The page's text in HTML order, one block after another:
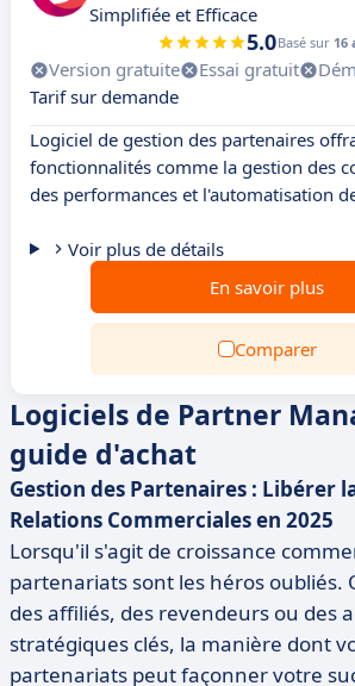
Simplifiée et Efficace
5.0Basé sur 16
Version gratuite Essai gratuit
Tarif sur demande
Logiciel de gestion des partenaires
fonctionnalités comme la gestion des
des performances et l'automatisation
Voir plus de détails
En savoir plus
Comparer
Logiciels de Partner
guide d'achat
Gestion des Partenaires : Libérer
Relations Commerciales en 2025
Lorsqu'il s'agit de croissance
partenariats sont les héros oubliés.
des affiliés, des revendeurs ou des
stratégiques clés, la manière dont
partenariats peut façonner votre